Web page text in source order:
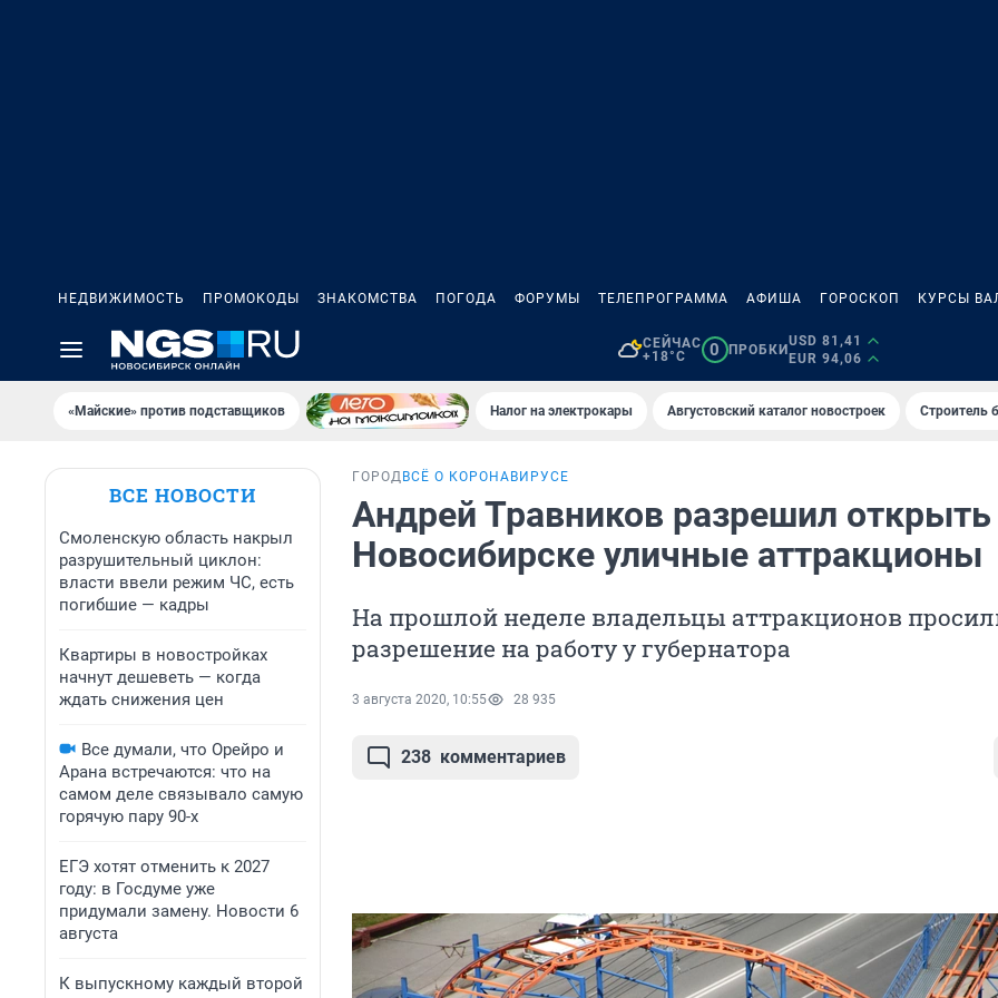
НЕДВИЖИМОСТЬ ПРОМОКОДЫ ЗНАКОМСТВА ПОГОДА ФОРУМЫ ТЕЛЕПРОГРАММА АФИША ГОРОСКОП КУРСЫ
СЕЙЧАС
+18°C
0 ПРОБКИ
USD 81,41
EUR 94,06
«Майские» против подставщиков Налог на электрокары Августовский каталог новостроек Строитель
ВСЕ НОВОСТИ
Смоленскую область накрыл
разрушительный циклон:
власти ввели режим ЧС, есть
погибшие — кадры
Квартиры в новостройках
начнут дешеветь — когда
ждать снижения цен
Все думали, что Орейро и
Арана встречаются: что на
самом деле связывало самую
горячую пару 90-х
ЕГЭ хотят отменить к 2027
году: в Госдуме уже
придумали замену. Новости 6
августа
К выпускному каждый второй
ГОРОД ВСЁ О КОРОНАВИРУСЕ
Андрей Травников разрешил
Новосибирске уличные аттракционы
На прошлой неделе владельцы аттракционов
разрешение на работу у губернатора
3 августа 2020, 10:55 28 935
238 комментариев